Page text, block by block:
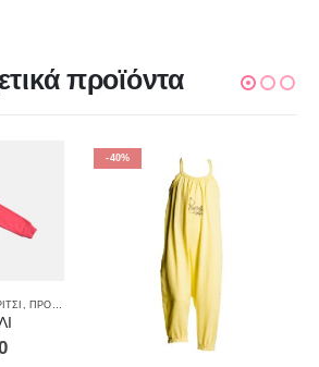
προϊόντα
ΠΡΟΣΦΟΡΈΣ
-40%